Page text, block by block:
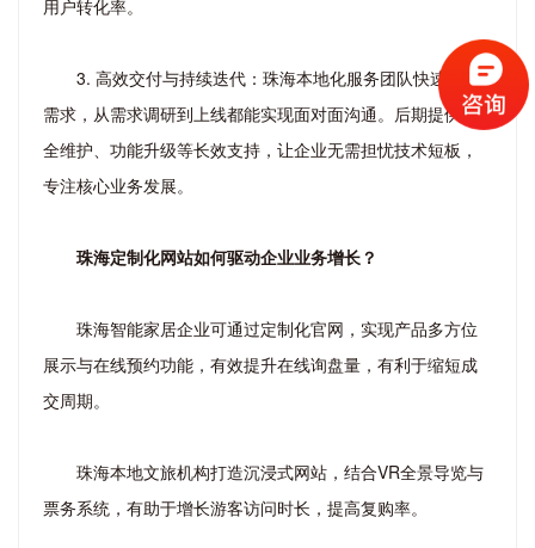
用户转化率。
3. 高效交付与持续迭代：珠海本地化服务团队快速响应
需求，从需求调研到上线都能实现面对面沟通。后期提供安
全维护、功能升级等长效支持，让企业无需担忧技术短板，
专注核心业务发展。
珠海定制化网站如何驱动企业业务增长？
珠海智能家居企业可通过定制化官网，实现产品多方位
展示与在线预约功能，有效提升在线询盘量，有利于缩短成
交周期。
珠海本地文旅机构打造沉浸式网站，结合VR全景导览与
票务系统，有助于增长游客访问时长，提高复购率。